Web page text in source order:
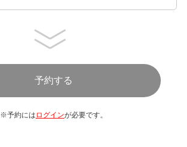
※予約には ログインが必要です。